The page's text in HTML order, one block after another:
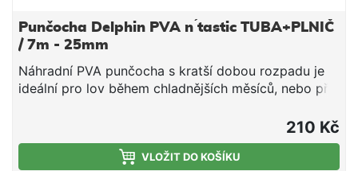
Punčocha Delphin PVA n ́tastic TUBA+PLNIČ
/ 7m - 25mm
Náhradní PVA punčocha s kratší dobou rozpadu je
ideální pro lov během chladnějších měsíců, nebo při
dobu ke dnu. Jedná se o vysoce kvalitní produkt, při
kterém díky důkladnému pletení nedochází ke
svévolnému trhání punčochy a zároveň se výborně
210 Kč
VLOŽIT DO KOŠÍKU